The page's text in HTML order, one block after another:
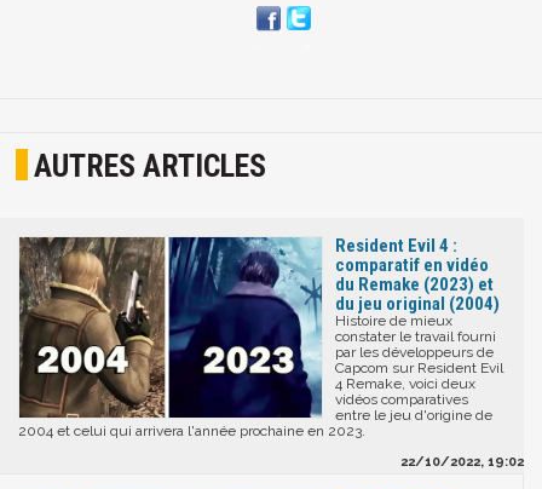
AUTRES ARTICLES
Resident Evil 4 :
comparatif en vidéo
du Remake (2023) et
du jeu original (2004)
Histoire de mieux
constater le travail fourni
par les développeurs de
Capcom sur Resident Evil
4 Remake, voici deux
vidéos comparatives
entre le jeu d'origine de
2004 et celui qui arrivera l'année prochaine en 2023.
22/10/2022, 19:02